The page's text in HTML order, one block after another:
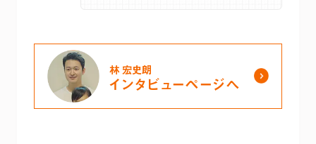
林 宏史朗
インタビューページへ